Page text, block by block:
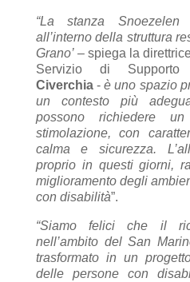
“La stanza Snoezelen
all’interno della struttura
Grano’– spiega la
Servizio di
Civerchia-è uno spazio
un contesto più
possono richiedere
stimolazione, con
calma e sicurezza.
proprio in questi giorni,
miglioramento degli
con disabilità”.
“Siamo felici che il
nell’ambito del San
trasformato in un
delle persone con